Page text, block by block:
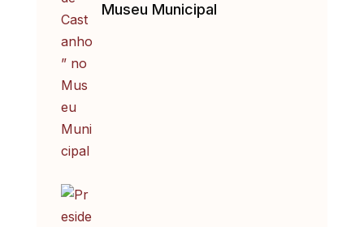
Museu Municipal